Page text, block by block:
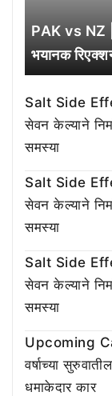
PAK vs NZ
भयानक
Salt Side
सेवन केल्याने
समस्या
Salt Side
सेवन केल्याने
समस्या
Salt Side
सेवन केल्याने
समस्या
Upcoming
वर्षाच्या
धमाकेदार कार